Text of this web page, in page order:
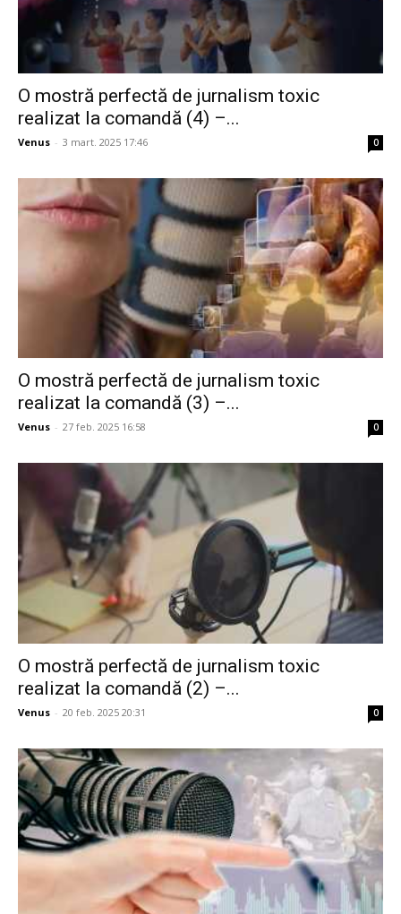
O mostră perfectă de jurnalism toxic
realizat la comandă (4) –...
Venus - 3 mart. 2025 17:46 0
O mostră perfectă de jurnalism toxic
realizat la comandă (3) –...
Venus - 27 feb. 2025 16:58 0
O mostră perfectă de jurnalism toxic
realizat la comandă (2) –...
Venus - 20 feb. 2025 20:31 0